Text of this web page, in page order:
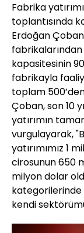
Fabrika
toplantısında
Erdoğan
kapasitesinin
fabrikayla
toplam
Çoban, son 10
yatırımın
vurgulayarak,
yatırımımız 1
cirosunun 650
milyon dolar
kategorilerinde
kendi